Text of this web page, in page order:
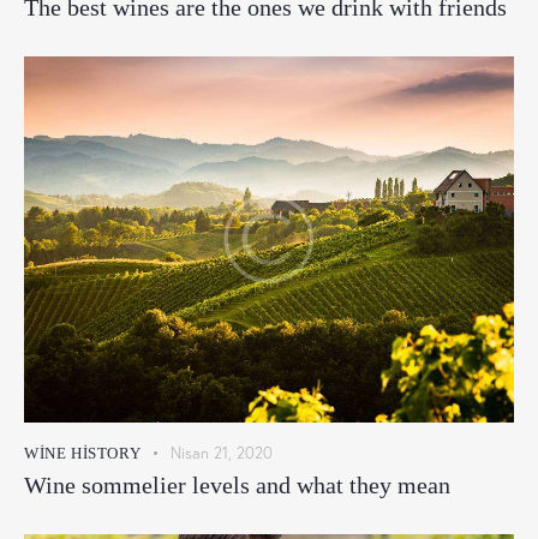
The best wines are the ones we drink with friends
WINE HISTORY Nisan 21, 2020
Wine sommelier levels and what they mean